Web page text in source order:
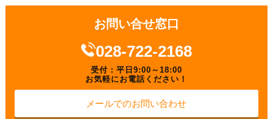
お問い合せ窓口
028-722-2168
受付：平日9:00～18:00
お気軽にお電話ください！
メールでのお問い合わせ